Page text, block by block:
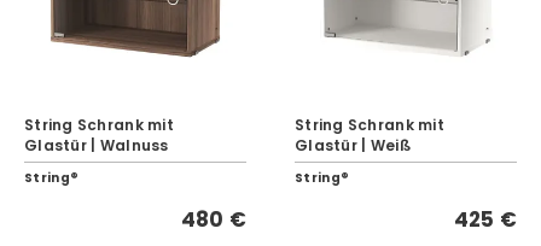
String Schrank mit
Glastür | Walnuss
String®
480 €
String Schrank mit
Glastür | Weiß
String®
425 €